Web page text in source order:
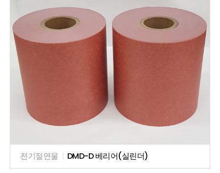
전기절연물 | DMD-D 베리어(실린더)